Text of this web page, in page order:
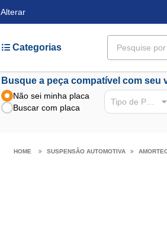
Alterar
Categorias
Busque a peça compatível com seu
Não sei minha placa
Buscar com placa
Tipo de Peça
SUSPENSÃO AUTOMOTIVA